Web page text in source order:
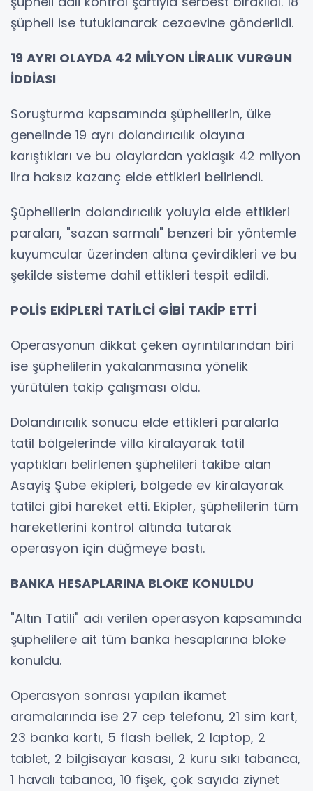
şüpheli ise tutuklanarak cezaevine gönderildi.
19 AYRI OLAYDA 42 MİLYON LİRALIK VURGUN
İDDİASI
Soruşturma kapsamında şüphelilerin, ülke
genelinde 19 ayrı dolandırıcılık olayına
karıştıkları ve bu olaylardan yaklaşık 42 milyon
lira haksız kazanç elde ettikleri belirlendi.
Şüphelilerin dolandırıcılık yoluyla elde ettikleri
paraları, "sazan sarmalı" benzeri bir yöntemle
kuyumcular üzerinden altına çevirdikleri ve bu
şekilde sisteme dahil ettikleri tespit edildi.
POLİS EKİPLERİ TATİLCİ GİBİ TAKİP ETTİ
Operasyonun dikkat çeken ayrıntılarından biri
ise şüphelilerin yakalanmasına yönelik
yürütülen takip çalışması oldu.
Dolandırıcılık sonucu elde ettikleri paralarla
tatil bölgelerinde villa kiralayarak tatil
yaptıkları belirlenen şüphelileri takibe alan
Asayiş Şube ekipleri, bölgede ev kiralayarak
tatilci gibi hareket etti. Ekipler, şüphelilerin tüm
hareketlerini kontrol altında tutarak
operasyon için düğmeye bastı.
BANKA HESAPLARINA BLOKE KONULDU
"Altın Tatili" adı verilen operasyon kapsamında
şüphelilere ait tüm banka hesaplarına bloke
konuldu.
Operasyon sonrası yapılan ikamet
aramalarında ise 27 cep telefonu, 21 sim kart,
23 banka kartı, 5 flash bellek, 2 laptop, 2
tablet, 2 bilgisayar kasası, 2 kuru sıkı tabanca,
1 havalı tabanca, 10 fişek, çok sayıda ziynet